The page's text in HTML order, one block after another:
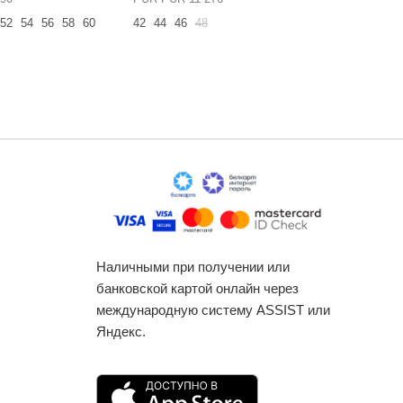
52 54 56 58
60
42
44 46 48
Наличными при получении или
банковской картой онлайн через
международную систему ASSIST или
Яндекс.